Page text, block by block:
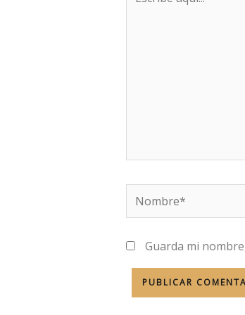
Nombre*
Guarda mi